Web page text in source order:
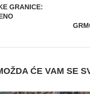
GRANICE:
ĆE VAM SE